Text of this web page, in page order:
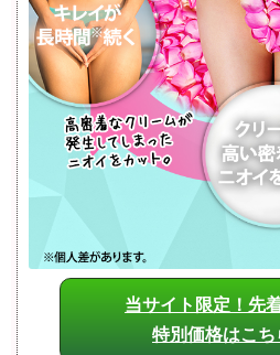
当サイト限定！先
特別価格はこ